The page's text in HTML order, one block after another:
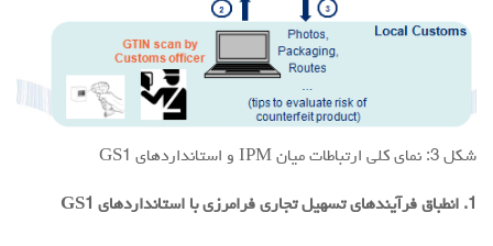
شكل 3: نماي كلي ارتباطات ميان IPM و استانداردهاي GS1
1. انطباق فرآيندهاي تسهيل تجاري فرامرزي با استانداردهاي GS1